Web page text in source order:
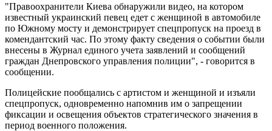
"Правоохранители Киева обнаружили видео, на котором
известный украинский певец едет с женщиной в автомобиле
по Южному мосту и демонстрирует спецпропуск на проезд в
комендантский час. По этому факту сведения о событии были
внесены в Журнал единого учета заявлений и сообщений
граждан Днепровского управления полиции", - говорится в
сообщении.
Полицейские пообщались с артистом и женщиной и изъяли
спецпропуск, одновременно напомнив им о запрещении
фиксации и освещения объектов стратегического значения в
период военного положения.